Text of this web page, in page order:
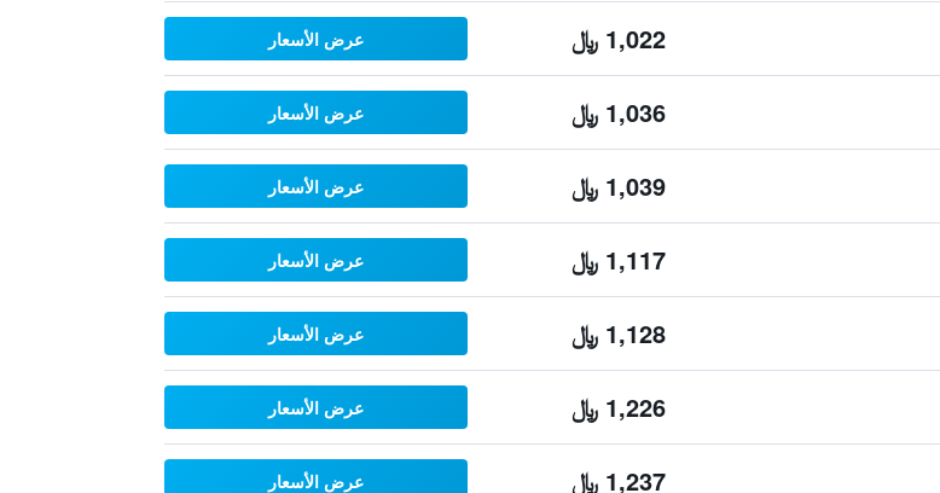
1,022 ﷼ عرض الأسعار
1,036 ﷼ عرض الأسعار
1,039 ﷼ عرض الأسعار
1,117 ﷼ عرض الأسعار
1,128 ﷼ عرض الأسعار
1,226 ﷼ عرض الأسعار
1,237 ﷼ عرض الأسعار